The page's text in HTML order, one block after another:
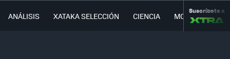
ANÁLISIS XATAKA SELECCIÓN CIENCIA MOVILIDAD
Suscríbete a